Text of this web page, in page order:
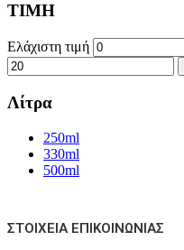
ΤΙΜΗ
Ελάχιστη τιμή
Λίτρα
250ml
330ml
500ml
ΣΤΟΙΧΕΊΑ ΕΠΙΚΟΙΝΩΝΊΑΣ